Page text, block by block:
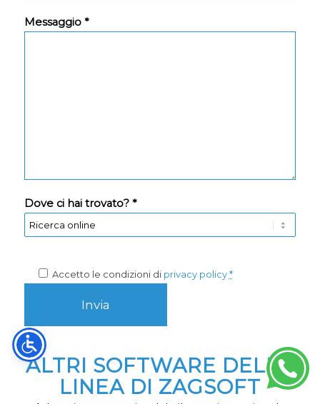
Messaggio *
Dove ci hai trovato? *
Accetto le condizioni di privacy policy *
ALTRI SOFTWARE DELLA
LINEA DI ZAGSOFT